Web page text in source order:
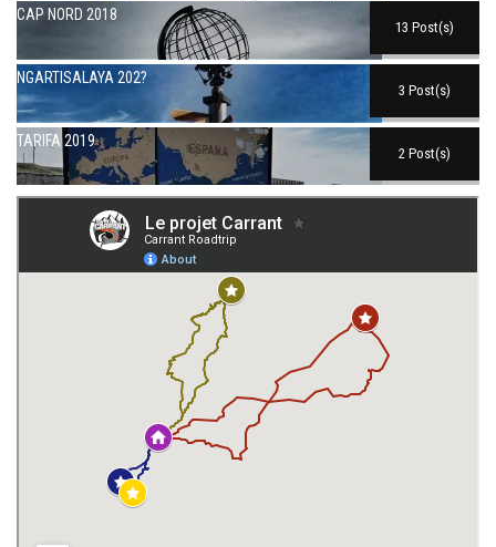
CAP NORD 2018
13 Post(s)
NGARTISALAYA 202?
3 Post(s)
TARIFA 2019
2 Post(s)